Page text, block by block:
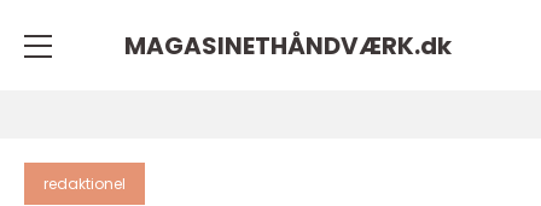
MAGASINETHÅNDVÆRK.dk
redaktionel